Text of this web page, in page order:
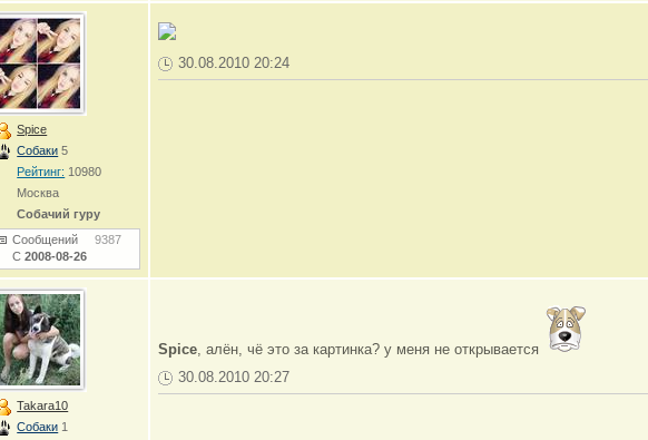
Spice
Собаки 5
Рейтинг: 10980
Москва
Собачий гуру
Сообщений9387
С2008-08-26
30.08.2010 20:24
Takara10
Собаки 1
Spice, алён, чё это за картинка? у меня не открывается
30.08.2010 20:27